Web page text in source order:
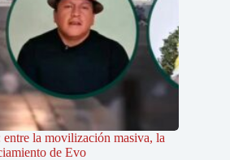
la movilización masiva, la
de Evo